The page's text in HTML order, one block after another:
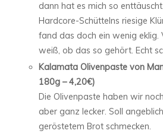
dann hat es mich so
Hardcore-Schüttelns riesige
fand das doch ein wenig eklig.
weiß, ob das so gehört. Echt
Kalamata Olivenpaste von
180g – 4,20€)
Die Olivenpaste haben wir
aber ganz lecker. Soll
geröstetem Brot schmecken.